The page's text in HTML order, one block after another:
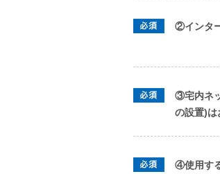
②インタ
③宅内ネ
の設置)は
④使用す